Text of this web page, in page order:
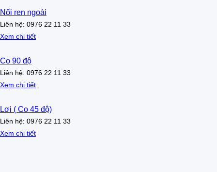
Nối ren ngoài
Liên hệ: 0976 22 11 33
Xem chi tiết
Co 90 độ
Liên hệ: 0976 22 11 33
Xem chi tiết
Lơi ( Co 45 độ)
Liên hệ: 0976 22 11 33
Xem chi tiết